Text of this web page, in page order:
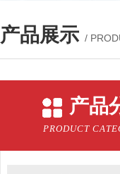
产品展示 /
产品
PRODUCT